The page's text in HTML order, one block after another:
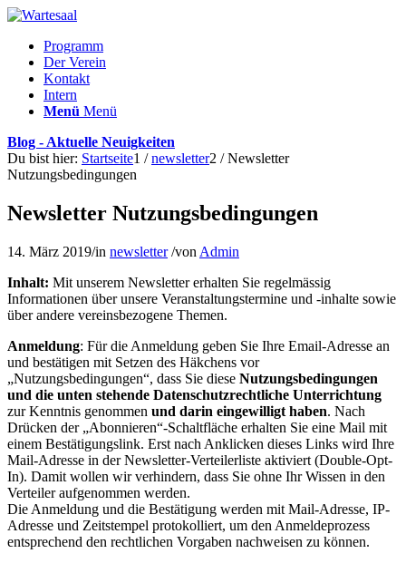
Programm
Der Verein
Kontakt
Intern
Menü Menü
Blog - Aktuelle Neuigkeiten
Du bist hier: Startseite1 / newsletter2 / Newsletter
Nutzungsbedingungen
Newsletter Nutzungsbedingungen
14. März 2019/in newsletter /von Admin
Inhalt: Mit unserem Newsletter erhalten Sie regelmässig
Informationen über unsere Veranstaltungstermine und -inhalte sowie
über andere vereinsbezogene Themen.
Anmeldung: Für die Anmeldung geben Sie Ihre Email-Adresse an
und bestätigen mit Setzen des Häkchens vor
„Nutzungsbedingungen“, dass Sie diese Nutzungsbedingungen
und die unten stehende Datenschutzrechtliche Unterrichtung
zur Kenntnis genommen und darin eingewilligt haben. Nach
Drücken der „Abonnieren“-Schaltfläche erhalten Sie eine Mail mit
einem Bestätigungslink. Erst nach Anklicken dieses Links wird Ihre
Mail-Adresse in der Newsletter-Verteilerliste aktiviert (Double-Opt-
In). Damit wollen wir verhindern, dass Sie ohne Ihr Wissen in den
Verteiler aufgenommen werden.
Die Anmeldung und die Bestätigung werden mit Mail-Adresse, IP-
Adresse und Zeitstempel protokolliert, um den Anmeldeprozess
entsprechend den rechtlichen Vorgaben nachweisen zu können.